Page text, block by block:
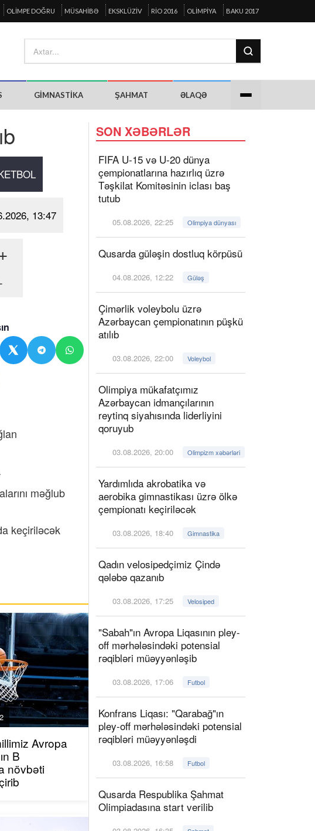
OLIMPE DOĞRU MÜSAHIBƏ EKSKLÜZIV RIO 2016 OLIMPIYA BAKU 2017
GIMNASTIKA ŞAHMAT ƏLAQƏ
13:47
məğlub
keçiriləcək
Avropa
B
növbəti
SON XƏBƏRLƏR
FIFA U-15 və U-20 dünya
çempionatlarına hazırlıq üzrə
Təşkilat Komitəsinin iclası baş
tutub
05.08.2026, 22:25 Olimpiya dünyası
Qusarda güləşin dostluq körpüsü
04.08.2026, 12:22 Güləş
Çimərlik voleybolu üzrə
Azərbaycan çempionatının püşkü
atılıb
03.08.2026, 22:00 Voleybol
Olimpiya mükafatçımız
Azərbaycan idmançılarının
reytinq siyahısında liderliyini
qoruyub
03.08.2026, 20:00 Olimpizm xəbərləri
Yardımlıda akrobatika və
aerobika gimnastikası üzrə ölkə
çempionatı keçiriləcək
03.08.2026, 18:40 Gimnastika
Qadın velosipedçimiz Çində
qələbə qazanıb
03.08.2026, 17:25 Velosiped
"Sabah"ın Avropa Liqasının pley-
off mərhələsindəki potensial
rəqibləri müəyyənləşib
03.08.2026, 17:06 Futbol
Konfrans Liqası: "Qarabağ"ın
pley-off mərhələsindəki potensial
rəqibləri müəyyənləşdi
03.08.2026, 16:58 Futbol
Qusarda Respublika Şahmat
Olimpiadasına start verilib